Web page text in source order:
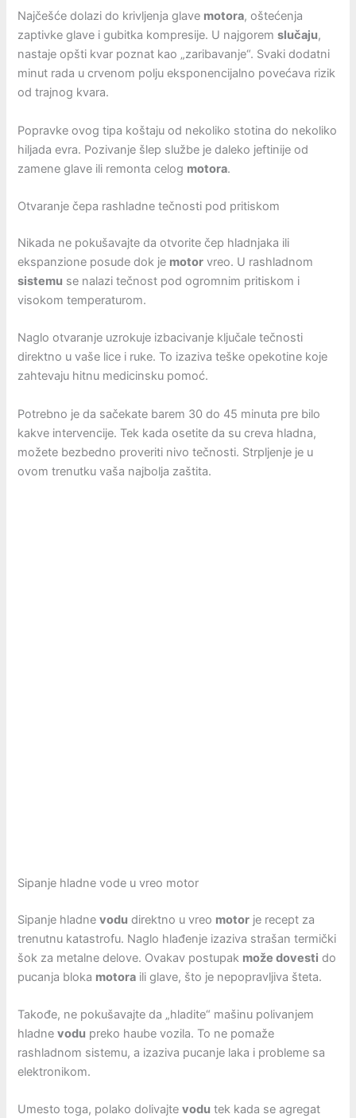
Najčešće dolazi do krivljenja glave motora, oštećenja
zaptivke glave i gubitka kompresije. U najgoremslučaju,
nastaje opšti kvar poznat kao „zaribavanje“. Svaki dodatni
minut rada u crvenom polju eksponencijalno povećava rizik
od trajnog kvara.
Popravke ovog tipa koštaju od nekoliko stotina do nekoliko
hiljada evra. Pozivanje šlep službe je daleko jeftinije od
zamene glave ili remonta celog motora.
Otvaranje čepa rashladne tečnosti pod pritiskom
Nikada ne pokušavajte da otvorite čep hladnjaka ili
ekspanzione posude dok je motor vreo. U rashladnom
sistemu se nalazi tečnost pod ogromnim pritiskom i
visokom temperaturom.
Naglo otvaranje uzrokuje izbacivanje ključale tečnosti
direktno u vaše lice i ruke. To izaziva teške opekotine koje
zahtevaju hitnu medicinsku pomoć.
Potrebno je da sačekate barem 30 do 45 minuta pre bilo
kakve intervencije. Tek kada osetite da su creva hladna,
možete bezbedno proveriti nivo tečnosti. Strpljenje je u
ovom trenutku vaša najbolja zaštita.
Sipanje hladne vode u vreo motor
Sipanje hladnevodu direktno u vreo motor je recept za
trenutnu katastrofu. Naglo hlađenje izaziva strašan termički
šok za metalne delove. Ovakav postupak može dovesti do
pucanja bloka motora ili glave, što je nepopravljiva šteta.
Takođe, ne pokušavajte da „hladite“ mašinu polivanjem
hladnevodu preko haube vozila. To ne pomaže
rashladnom sistemu, a izaziva pucanje laka i probleme sa
elektronikom.
Umesto toga, polako dolivajtevodu tek kada se agregat